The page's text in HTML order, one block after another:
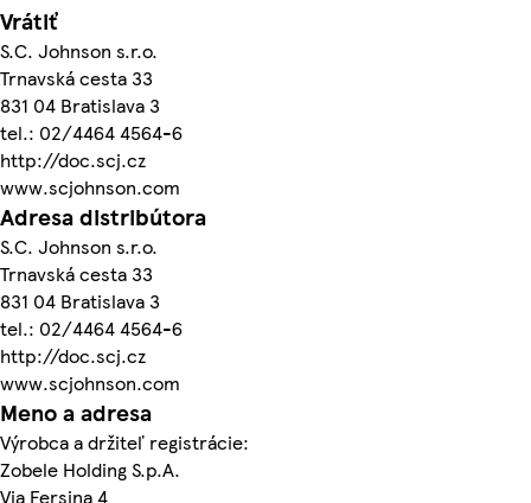
Vrátiť
S.C. Johnson s.r.o.
Trnavská cesta 33
831 04 Bratislava 3
tel.: 02/4464 4564-6
http://doc.scj.cz
www.scjohnson.com
Adresa distribútora
S.C. Johnson s.r.o.
Trnavská cesta 33
831 04 Bratislava 3
tel.: 02/4464 4564-6
http://doc.scj.cz
www.scjohnson.com
Meno a adresa
Výrobca a držiteľ registrácie:
Zobele Holding S.p.A.
Via Fersina 4